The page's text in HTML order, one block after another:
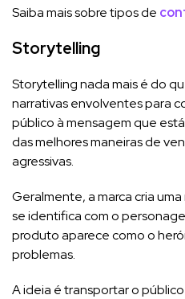
Saiba mais sobre tipos de
Storytelling
Storytelling nada mais é do
narrativas envolventes para
público à mensagem que
das melhores maneiras de
agressivas.
Geralmente, a marca cria
se identifica com o
produto aparece como o
problemas.
A ideia é transportar o